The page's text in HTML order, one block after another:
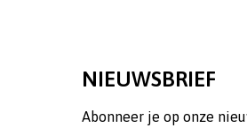
NIEUWSBRIEF
Abonneer je op onze